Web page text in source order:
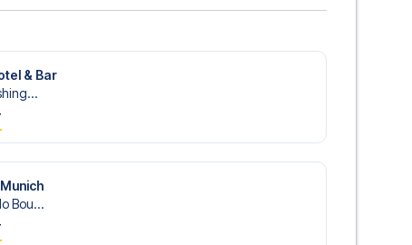
& Bar
Bou...